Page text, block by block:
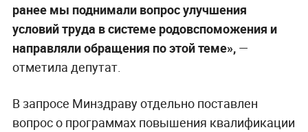
ранее мы поднимали вопрос улучшения
условий труда в системе родовспоможения и
направляли обращения по этой теме»,—
отметила депутат.
В запросе Минздраву отдельно поставлен
вопрос о программах повышения квалификации